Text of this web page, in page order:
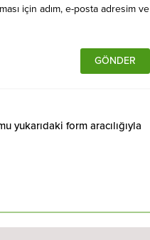
için adım, e-posta adresim ve
yukarıdaki form aracılığıyla